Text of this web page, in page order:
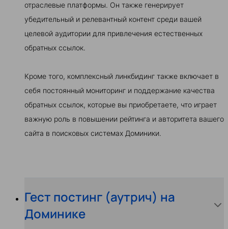
отраслевые платформы. Он также генерирует
убедительный и релевантный контент среди вашей
целевой аудитории для привлечения естественных
обратных ссылок.
Кроме того, комплексный линкбидинг также включает в
себя постоянный мониторинг и поддержание качества
обратных ссылок, которые вы приобретаете, что играет
важную роль в повышении рейтинга и авторитета вашего
сайта в поисковых системах Доминики.
Гест постинг (аутрич) на
Доминике